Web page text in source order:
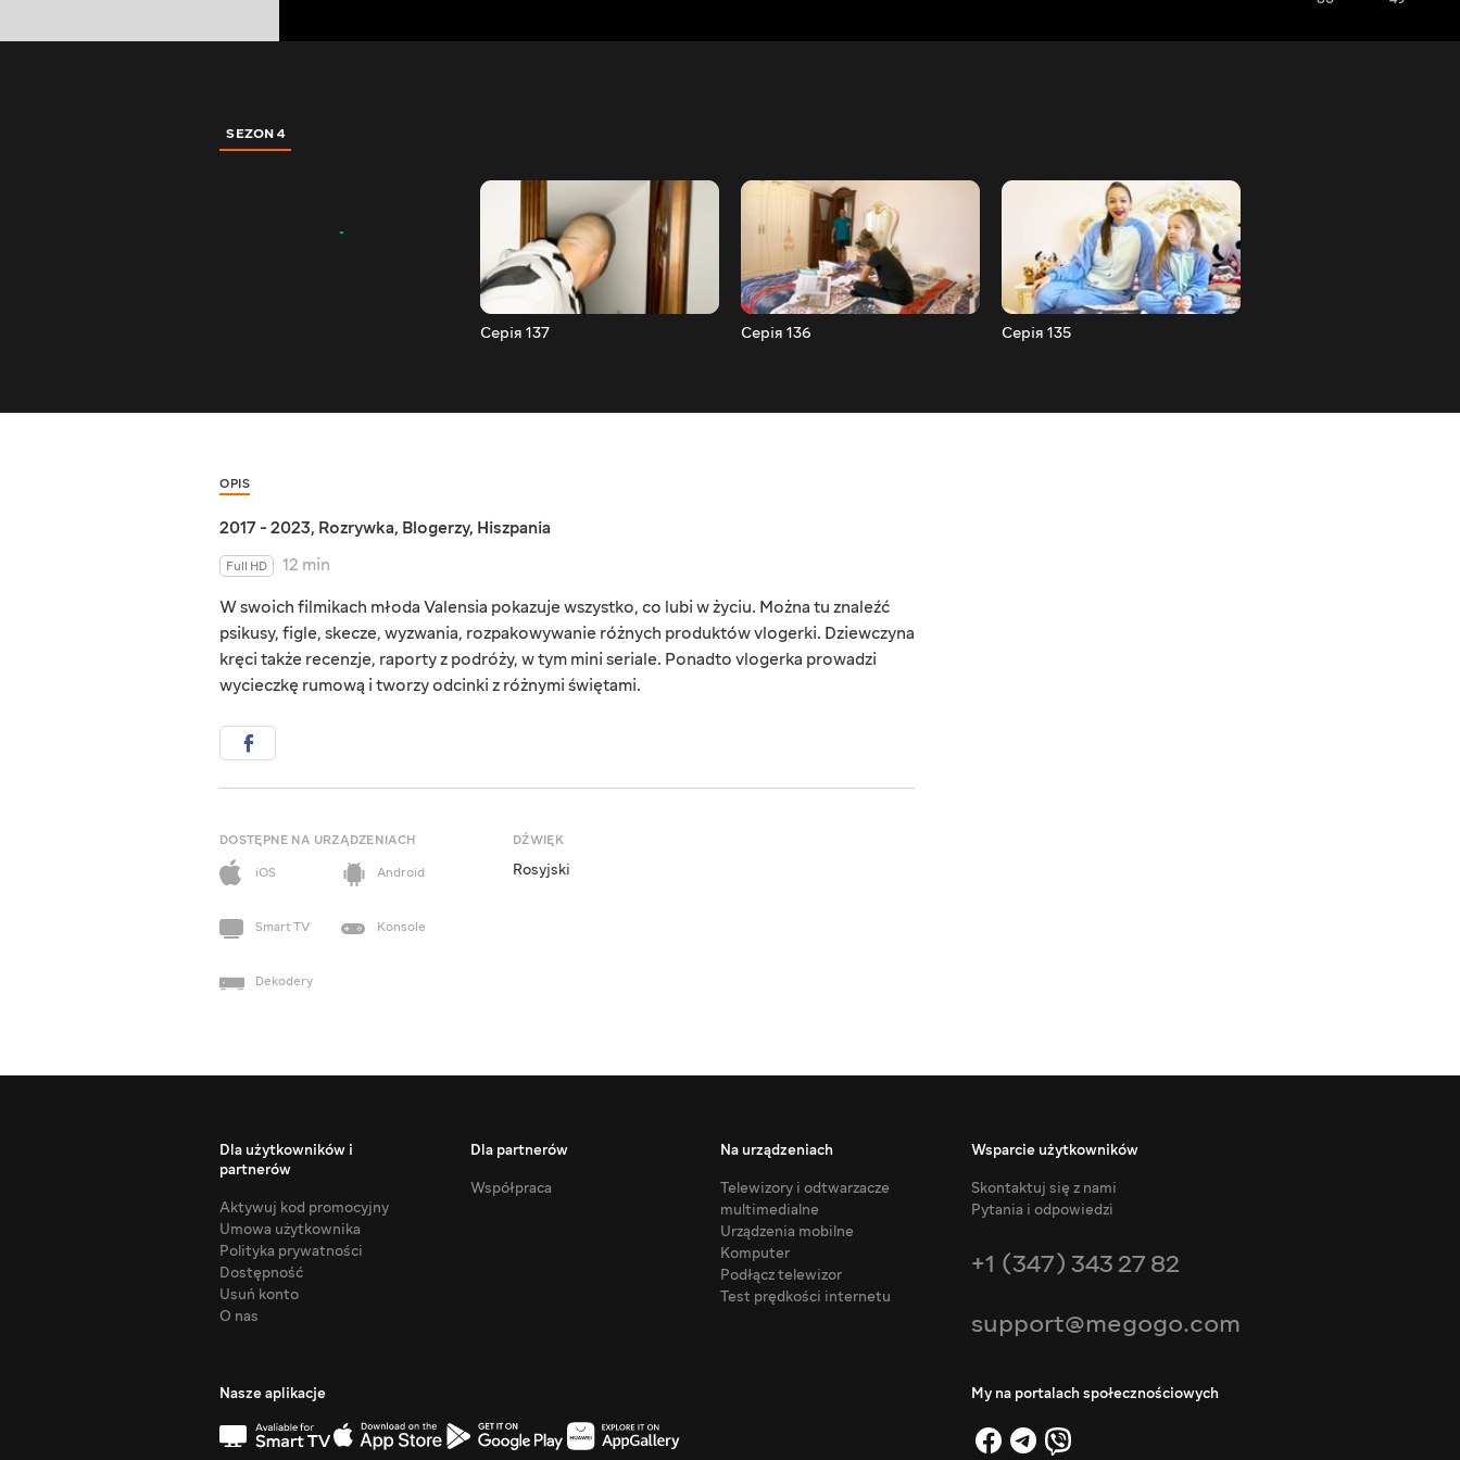
SEZON 4
Серія 137 Серія 136 Серія 135
OPIS
2017 - 2023, Rozrywka, Blogerzy, Hiszpania
Full HD
12 min
W swoich filmikach młoda Valensia pokazuje wszystko, co lubi w życiu. Można tu znaleźć
psikusy, figle, skecze, wyzwania, rozpakowywanie różnych produktów vlogerki. Dziewczyna
kręci także recenzje, raporty z podróży, w tym mini seriale. Ponadto vlogerka prowadzi
wycieczkę rumową i tworzy odcinki z różnymi świętami.
DOSTĘPNE NA URZĄDZENIACH
iOS
Android
Smart TV Konsole
Dekodery
DŹWIĘK
Rosyjski
Dla użytkowników i
partnerów
Aktywuj kod promocyjny
Umowa użytkownika
Polityka prywatności
Dostępność
Usuń konto
O nas
Dla partnerów
Współpraca
Na urządzeniach
Telewizory i odtwarzacze
multimedialne
Urządzenia mobilne
Komputer
Podłącz telewizor
Test prędkości internetu
Wsparcie użytkowników
Skontaktuj się z nami
Pytania i odpowiedzi
+1 (347) 343 27 82
support@megogo.com
Nasze aplikacje My na portalach społecznościowych